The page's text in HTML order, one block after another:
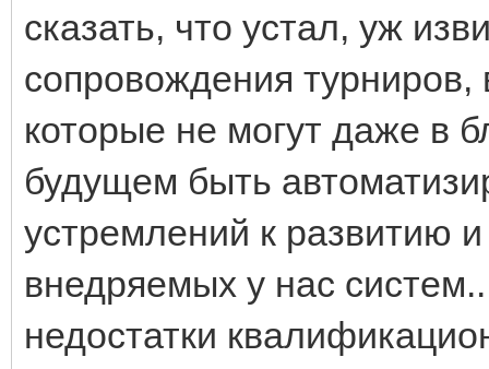
сказать, что устал, уж
сопровождения турниров,
которые не могут даже в
будущем быть
устремлений к развитию
внедряемых у нас
недостатки